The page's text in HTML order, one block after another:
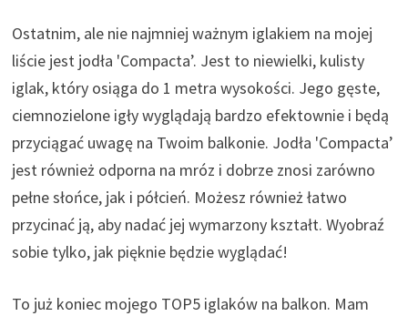
Ostatnim, ale nie najmniej ważnym iglakiem na mojej
liście jest jodła 'Compacta’. Jest to niewielki, kulisty
iglak, który osiąga do 1 metra wysokości. Jego gęste,
ciemnozielone igły wyglądają bardzo efektownie i będą
przyciągać uwagę na Twoim balkonie. Jodła 'Compacta’
jest również odporna na mróz i dobrze znosi zarówno
pełne słońce, jak i półcień. Możesz również łatwo
przycinać ją, aby nadać jej wymarzony kształt. Wyobraź
sobie tylko, jak pięknie będzie wyglądać!
To już koniec mojego TOP5 iglaków na balkon. Mam